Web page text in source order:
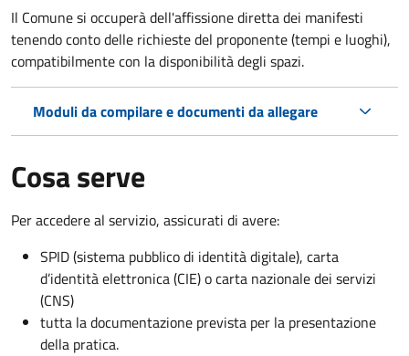
Il Comune si occuperà dell'affissione diretta dei manifesti
tenendo conto delle richieste del proponente (tempi e luoghi),
compatibilmente con la disponibilità degli spazi.
Moduli da compilare e documenti da allegare
Cosa serve
Per accedere al servizio, assicurati di avere:
SPID (sistema pubblico di identità digitale), carta
d’identità elettronica (CIE) o carta nazionale dei servizi
(CNS)
tutta la documentazione prevista per la presentazione
della pratica.